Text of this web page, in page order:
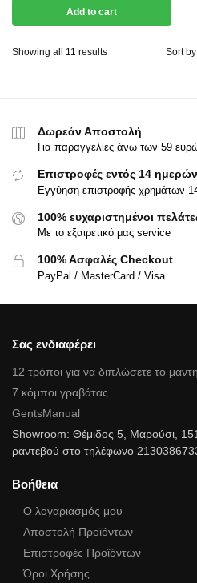
Add to cart
Showing all 11 results
Δωρεάν Αποστολή
Για παραγγελίες άνω των 59
Επιστροφές εντός 14 ημερών
Εγγύηση επιστροφής χρημάτων
100% ευχαριστημένοι
Με το εξαιρετικό μας service
100% Ασφαλές Checkout
PayPal / MasterCard / Visa
Σας ενδιαφέρει
12 τρόποι για να διπλώσετε το
7 κόμποι γραβάτας
GentsManual
Showroom: Θέμιδος 5, Μαρούσι,
ραντεβού στο τηλέφωνο
Βοήθεια
Ο λογαριασμός μου
Αποστολή Προϊόντων
Επιστροφές Προϊόντων
Όροι Χρήσης